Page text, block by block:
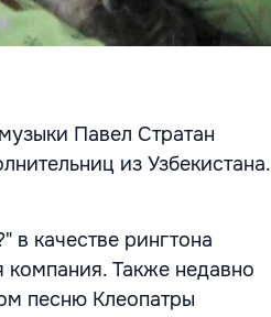
Павел Стратан
из Узбекистана.
в качестве рингтона
компания. Также недавно
песню Клеопатры